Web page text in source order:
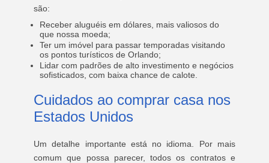
são:
Receber aluguéis em dólares, mais valiosos do
que nossa moeda;
Ter um imóvel para passar temporadas visitando
os pontos turísticos de Orlando;
Lidar com padrões de alto investimento e negócios
sofisticados, com baixa chance de calote.
Cuidados ao comprar casa nos
Estados Unidos
Um detalhe importante está no idioma. Por mais
comum que possa parecer, todos os contratos e